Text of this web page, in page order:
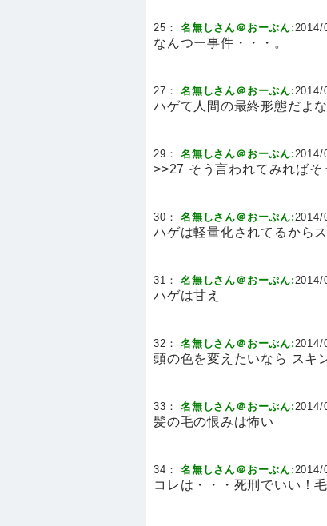
25：名無しさん＠おーぷん:2014/
なんつー事件・・・。
27：名無しさん＠おーぷん:2014/
ハゲて人間の最終形態だよな
29：名無しさん＠おーぷん:2014/
>>27 そう言われてみればそ
30：名無しさん＠おーぷん:2014/
ハゲは軽量化されてるから
31：名無しさん＠おーぷん:2014/
ハゲは甘え
32：名無しさん＠おーぷん:2014/
頭の色を変えたいなら スキ
33：名無しさん＠おーぷん:2014/
髪の毛の恨みは怖い
34：名無しさん＠おーぷん:2014/
コレは・・・死刑でいい！